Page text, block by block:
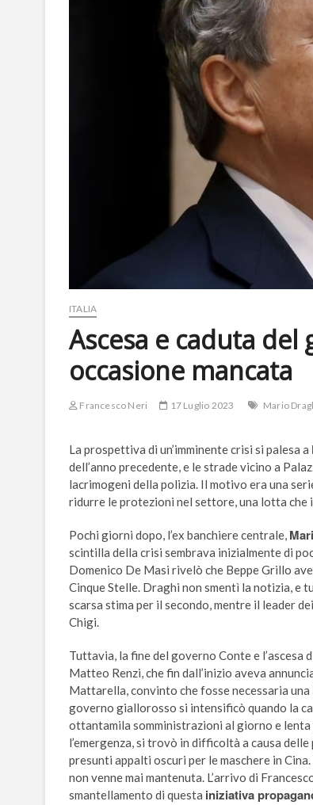
ITALIA
Ascesa e caduta
occasione mancata
Francesco Neri 17 Luglio 2023 Mario
La prospettiva di un’imminente crisi si palesa a
dell’anno precedente, e le strade vicino a
lacrimogeni della polizia. Il motivo era una
ridurre le protezioni nel settore, una lotta che
Pochi giorni dopo, l’ex banchiere centrale,
scintilla della crisi sembrava inizialmente di
Domenico De Masi rivelò che Beppe Grillo
Cinque Stelle. Draghi non smentì la notizia,
scarsa stima per il secondo, mentre il leader
Chigi.
Tuttavia, la fine del governo Conte e
Matteo Renzi, che fin dall’inizio aveva
Mattarella, convinto che fosse necessaria una
governo giallorosso si intensificò quando la
ottantamila somministrazioni al giorno e
l’emergenza, si trovò in difficoltà a causa
presunti appalti oscuri per le maschere in
non venne mai mantenuta. L’arrivo di
smantellamento di questa iniziativa